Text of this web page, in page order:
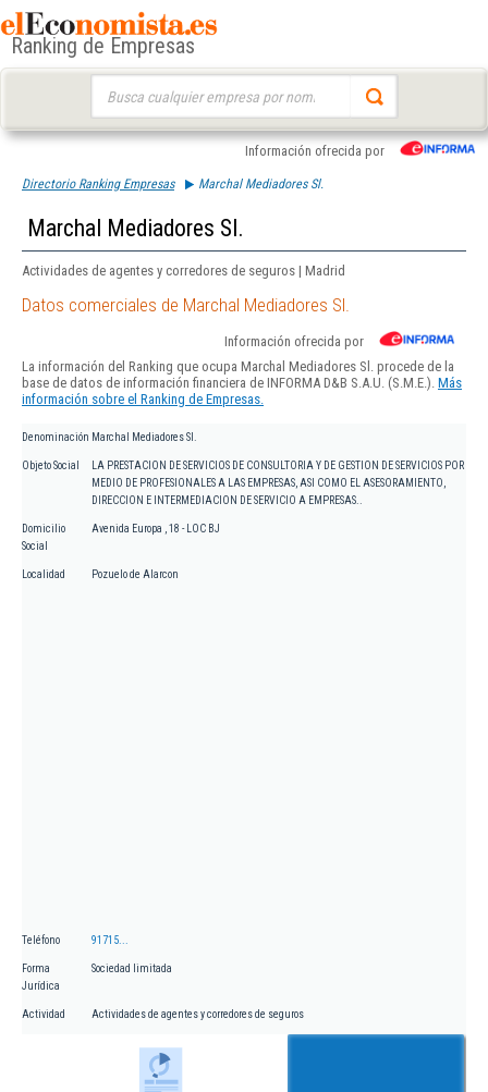
Ranking de Empresas
Información ofrecida por
Directorio Ranking Empresas Marchal Mediadores Sl.
Marchal Mediadores Sl.
Actividades de agentes y corredores de seguros | Madrid
Datos comerciales de Marchal Mediadores Sl.
Información ofrecida por
La información del Ranking que ocupa Marchal Mediadores Sl. procede de la
base de datos de información financiera de INFORMA D&B S.A.U. (S.M.E.). Más
información sobre el Ranking de Empresas.
Denominación Marchal Mediadores Sl.
Objeto Social
LA PRESTACION DE SERVICIOS DE CONSULTORIA Y DE GESTION DE SERVICIOS POR
MEDIO DE PROFESIONALES A LAS EMPRESAS, ASI COMO EL ASESORAMIENTO,
DIRECCION E INTERMEDIACION DE SERVICIO A EMPRESAS..
Domicilio
Social
Avenida Europa , 18 - LOC BJ
Localidad Pozuelo de Alarcon
Teléfono 91715...
Forma
Jurídica
Sociedad limitada
Actividad Actividades de agentes y corredores de seguros